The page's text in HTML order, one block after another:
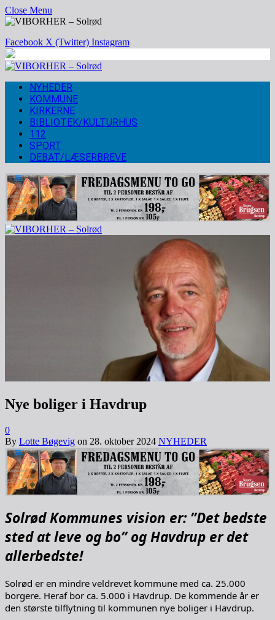
Close Menu
Facebook X (Twitter) Instagram
NYHEDER
KOMMUNE
KIRKERNE
BIBLIOTEK/KULTURHUS
112
SPORT
DEBAT/LÆSERBREVE
Nye boliger i Havdrup
0
By Lotte Bøgevig on 28. oktober 2024 NYHEDER
Solrød Kommunes vision er: ”Det bedste
sted at leve og bo” og Havdrup er det
allerbedste!
Solrød er en mindre veldrevet kommune med ca. 25.000
borgere. Heraf bor ca. 5.000 i Havdrup. De kommende år er
den største tilflytning til kommunen nye boliger i Havdrup.